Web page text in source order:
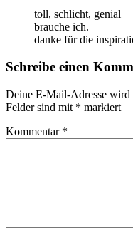
toll, schlicht, genial
brauche ich.
danke für die
Schreibe einen
Deine E-Mail-Adresse
Felder sind mit * markiert
Kommentar *